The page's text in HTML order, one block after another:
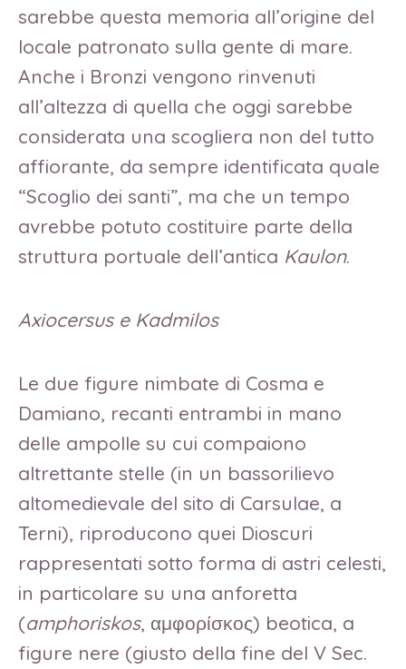
sarebbe questa memoria all’origine del
locale patronato sulla gente di mare.
Anche i Bronzi vengono rinvenuti
all’altezza di quella che oggi sarebbe
considerata una scogliera non del tutto
affiorante, da sempre identificata quale
“Scoglio dei santi”, ma che un tempo
avrebbe potuto costituire parte della
struttura portuale dell’antica Kaulon.
Axiocersus e Kadmilos
Le due figure nimbate di Cosma e
Damiano, recanti entrambi in mano
delle ampolle su cui compaiono
altrettante stelle (in un bassorilievo
altomedievale del sito di Carsulae, a
Terni), riproducono quei Dioscuri
rappresentati sotto forma di astri celesti,
in particolare su una anforetta
(amphoriskos, αμφορίσκος) beotica, a
figure nere (giusto della fine del V Sec.